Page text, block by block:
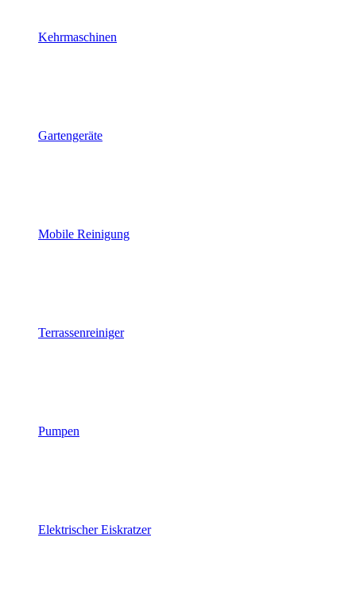
Kehrmaschinen
Gartengeräte
Mobile Reinigung
Terrassenreiniger
Pumpen
Elektrischer Eiskratzer